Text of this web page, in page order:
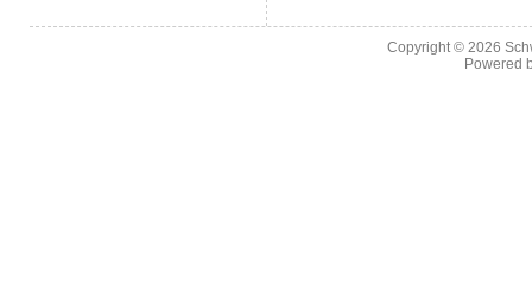
Copyright © 2026
Powered